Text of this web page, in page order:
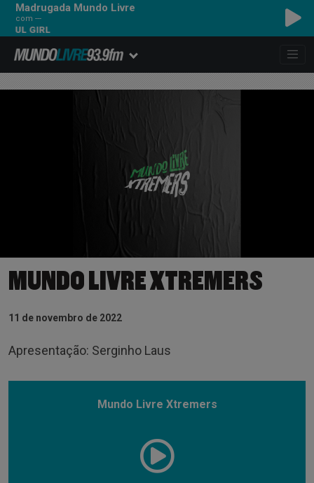
Madrugada Mundo Livre
com ---
GIRL
MUNDO LIVRE XTREMERS
11 de novembro de 2022
Apresentação: Serginho Laus
Mundo Livre Xtremers